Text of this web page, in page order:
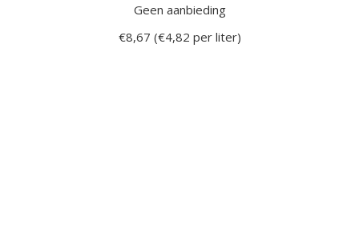
Geen aanbieding
€8,67 (€4,82 per liter)